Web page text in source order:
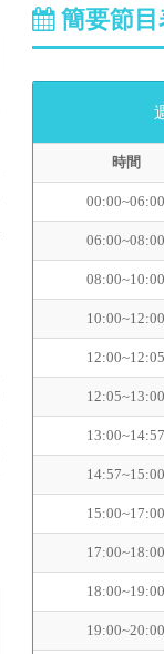
簡要節目
時間
00:00~06:00
06:00~08:00
08:00~10:00
10:00~12:00
12:00~12:05
12:05~13:00
13:00~14:57
14:57~15:00
15:00~17:00
17:00~18:00
18:00~19:00
19:00~20:00